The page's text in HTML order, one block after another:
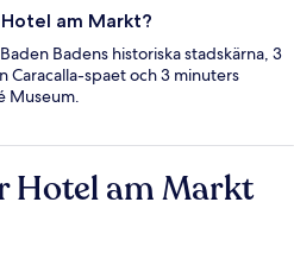
am Markt?
Badens historiska stadskärna, 3
Caracalla-spaet och 3 minuters
Museum.
Hotel am Markt